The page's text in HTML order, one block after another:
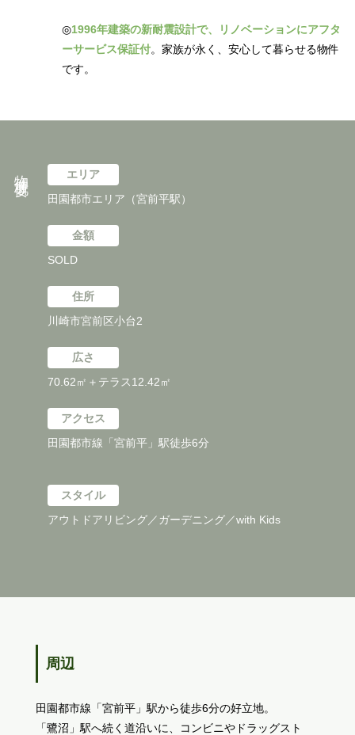
◎1996年建築の新耐震設計で、リノベーションにアフタ
ーサービス保証付。家族が永く、安心して暮らせる物件
です。
エリア
田園都市エリア（宮前平駅）
金額
SOLD
住所
川崎市宮前区小台2
広さ
70.62㎡＋テラス12.42㎡
アクセス
田園都市線「宮前平」駅徒歩6分
スタイル
アウトドアリビング／ガーデニング／with Kids
周辺
田園都市線「宮前平」駅から徒歩6分の好立地。
「鷺沼」駅へ続く道沿いに、コンビニやドラッグスト